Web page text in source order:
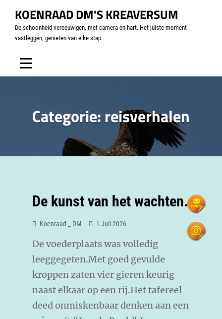
KOENRAAD DM'S KREAVERSUM
De schoonheid vereeuwigen, met camera en hart. Het juiste moment
vastleggen, genieten van elke stap.
Categorie: reisverhalen
De kunst van het wachten.
Koenraad-_-DM 1 Juli 2026
De voederplaats was volledig
leeggegeten.Met goed gevulde
kroppen zaten vier gieren keurig
naast elkaar op een rij.Het tafereel
deed onmiskenbaar denken aan een